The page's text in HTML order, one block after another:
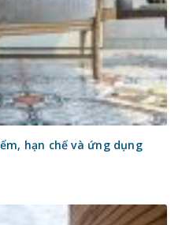
hạn chế và ứng dụng